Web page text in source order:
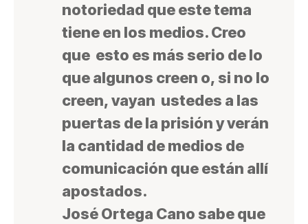
notoriedad que este tema
tiene en los medios. Creo
que esto es más serio de lo
que algunos creen o, si no lo
creen, vayan ustedes a las
puertas de la prisión y verán
la cantidad de medios de
comunicación que están allí
apostados.
José Ortega Cano sabe que